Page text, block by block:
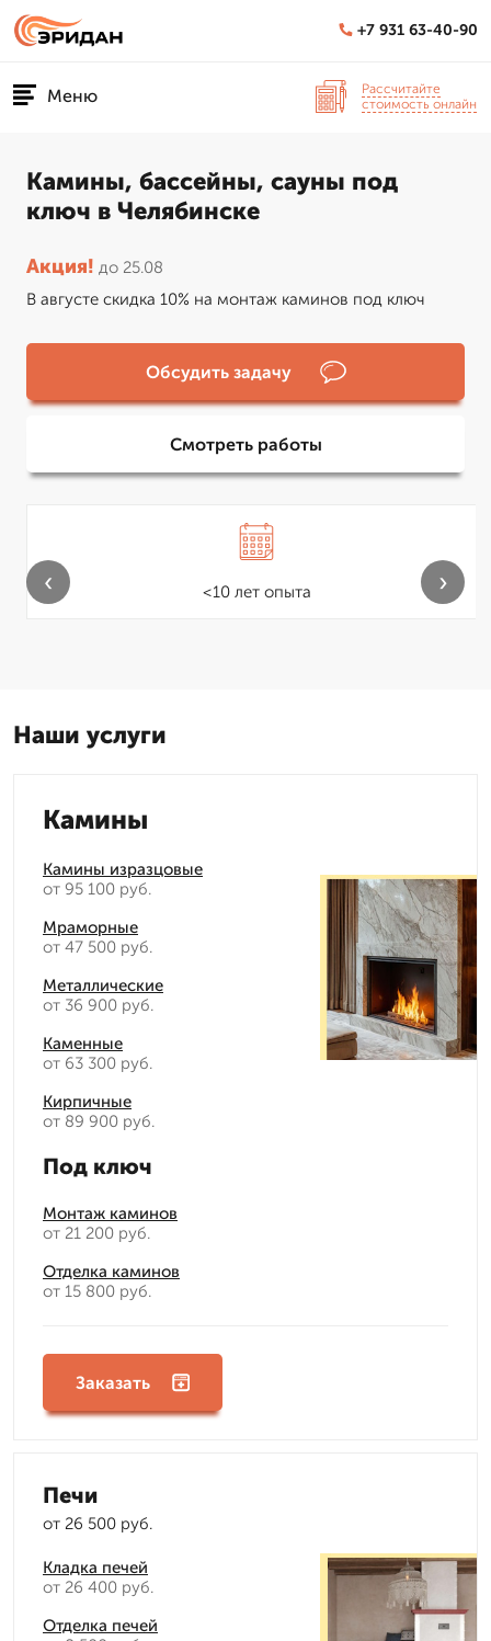
+7 931 63-40-90
Меню
Рассчитайте
стоимость онлайн
Камины, бассейны, сауны под
ключ в Челябинске
Акция! до 25.08
В августе скидка 10% на монтаж каминов под ключ
Обсудить задачу
Смотреть работы
<10 лет опыта
‹ ›
Наши услуги
Камины
Камины изразцовые
от 95 100 руб.
Мраморные
от 47 500 руб.
Металлические
от 36 900 руб.
Каменные
от 63 300 руб.
Кирпичные
от 89 900 руб.
Под ключ
Монтаж каминов
от 21 200 руб.
Отделка каминов
от 15 800 руб.
Заказать
Печи
от 26 500 руб.
Кладка печей
от 26 400 руб.
Отделка печей